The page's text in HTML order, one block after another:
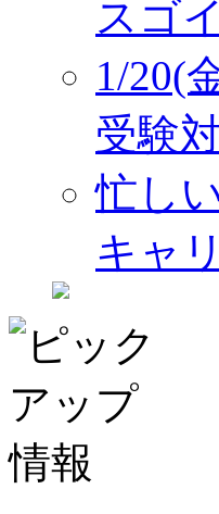
スゴ
1/20(
受験
忙し
キャ